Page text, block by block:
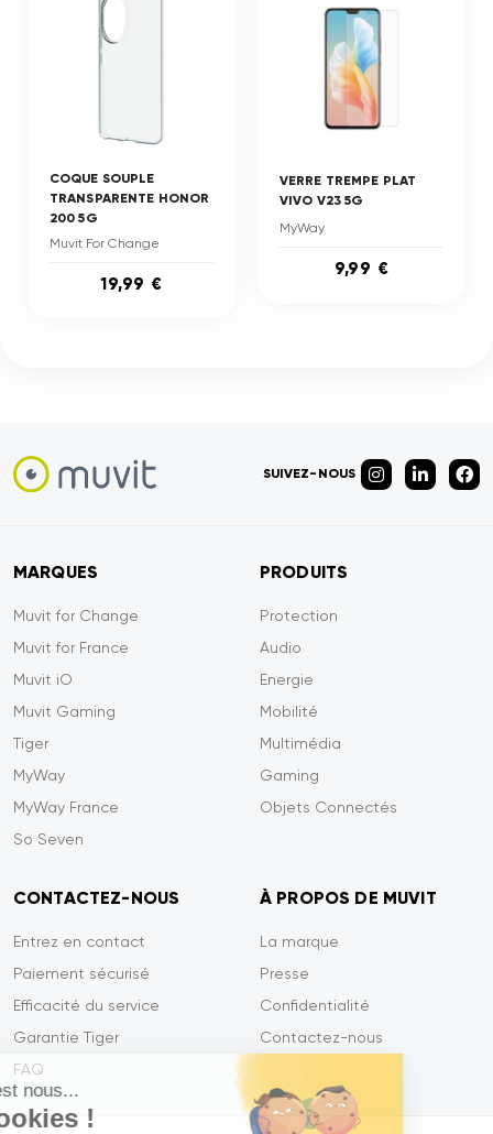
Salut c'est nous...
les Cookies !
COQUE SOUPLE
TRANSPARENTE HONOR
200 5G
Muvit For Change
19,99 €
VERRE TREMPE PLAT
VIVO V23 5G
MyWay
9,99 €
SUIVEZ-NOUS
MARQUES
Muvit for Change
Muvit for France
Muvit iO
Muvit Gaming
Tiger
MyWay
MyWay France
So Seven
PRODUITS
Protection
Audio
Energie
Mobilité
Multimédia
Gaming
Objets Connectés
CONTACTEZ-NOUS
Entrez en contact
Paiement sécurisé
Efficacité du service
Garantie Tiger
FAQ
À PROPOS DE MUVIT
La marque
Presse
Confidentialité
Contactez-nous